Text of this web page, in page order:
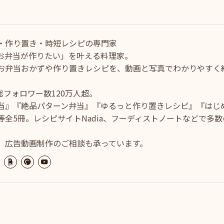
作り置き・時短レシピの専門家
当が作りたい」を叶える料理家。
弁当おかずや作り置きレシピを、動画と写真でわかりやすく
ォロワー数120万人超。
』『絶品パターン弁当』『ゆるっと作り置きレシピ』『はじ
全5冊。レシピサイトNadia、フーディストノートなどで多
告動画制作のご相談も承っています。